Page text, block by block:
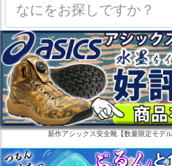
新作アシックス安全靴【数量限定モデ